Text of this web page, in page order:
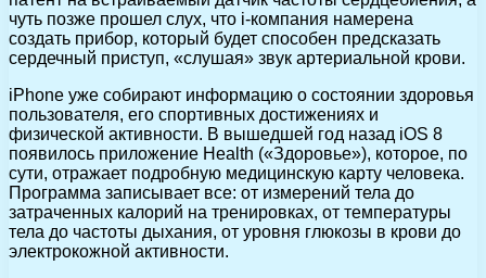
чуть позже прошел слух, что i-компания намерена
создать прибор, который будет способен предсказать
сердечный приступ, «слушая» звук артериальной крови.
iPhone уже собирают информацию о состоянии здоровья
пользователя, его спортивных достижениях и
физической активности. В вышедшей год назад iOS 8
появилось приложение Health («Здоровье»), которое, по
сути, отражает подробную медицинскую карту человека.
Программа записывает все: от измерений тела до
затраченных калорий на тренировках, от температуры
тела до частоты дыхания, от уровня глюкозы в крови до
электрокожной активности.